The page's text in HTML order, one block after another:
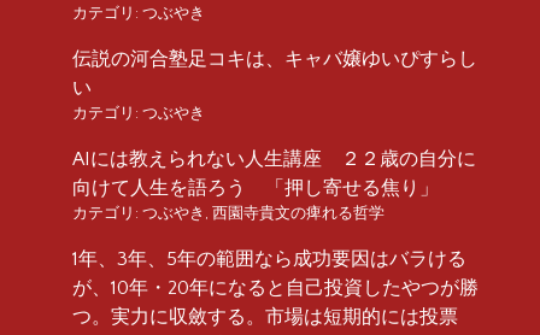
カテゴリ: つぶやき
伝説の河合塾足コキは、キャバ嬢ゆいぴすらし
い
カテゴリ: つぶやき
AIには教えられない人生講座 ２２歳の自分に
向けて人生を語ろう 「押し寄せる焦り」
カテゴリ: つぶやき , 西園寺貴文の痺れる哲学
1年、3年、5年の範囲なら成功要因はバラける
が、10年・20年になると自己投資したやつが勝
つ。実力に収斂する。市場は短期的には投票